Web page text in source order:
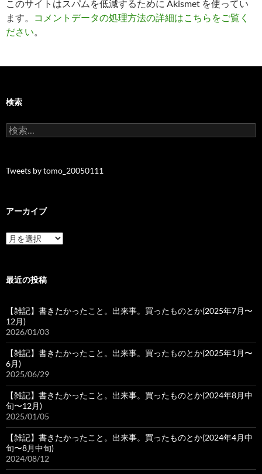
このサイトはスパムを低減するために Akismet を使ってい
ます。
コメントデータの処理方法の詳細はこちらをご覧く
ださい。
検索
検
索:
Tweets by tomo_20050111
アーカイブ
ア
ー
ブ
最近の投稿
【雑記】書きたかったこと。出来事。買ったものとか(2025年7月〜
12月)
2026/01/03
【雑記】書きたかったこと。出来事。買ったものとか(2025年1月〜
6月)
2025/06/29
【雑記】書きたかったこと。出来事。買ったものとか(2024年8月中
旬〜12月)
2025/01/05
【雑記】書きたかったこと。出来事。買ったものとか(2024年4月中
旬〜8月中旬)
2024/08/12